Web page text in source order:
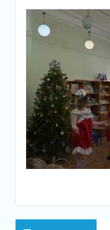
Навигация